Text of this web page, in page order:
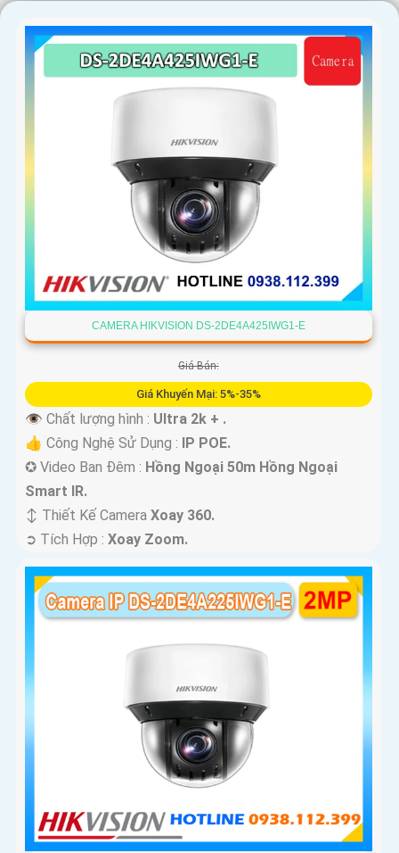
〘6:Lựa chọn nhà cung cấp uy tín và giá thành phù hợp: Lua
chọn nhà cung cấp camera IP uy tín, cam kết chất lượng sản
phẩm và dịch vụ hậu mãi tốt.
Mong rằng những thông tin trên sẽ giúp bạn có sự lựa chọn tốt
nhất cho việc lắp đặt Camera IP hình sắt, nét và chất lượng với
khác, vui lòng cho biết để được tư vấn chi tiết hơn.
CAMERA HIKVISION DS-2DE4A425IWG1-E
Giá Bán:
Giá Khuyến Mại: 5%-35%
👁 Chất lượng hình : Ultra 2k + .
👍 Công Nghệ Sử Dụng : IP POE.
✪ Video Ban Đêm : Hồng Ngoại 50m Hồng Ngoại
Smart IR.
↕️ Thiết Kế Camera Xoay 360.
️➲ Tích Hợp : Xoay Zoom.